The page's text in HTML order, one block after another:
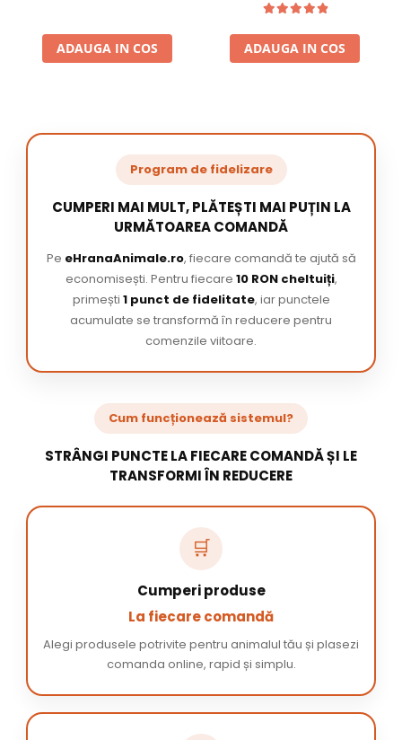
ADAUGA IN COS ADAUGA IN COS
Program de fidelizare
CUMPERI MAI MULT, PLĂTEȘTI MAI PUȚIN LA
URMĂTOAREA COMANDĂ
Pe eHranaAnimale.ro, fiecare comandă te ajută să
economisești. Pentru fiecare 10 RON cheltuiți,
primești 1 punct de fidelitate, iar punctele
acumulate se transformă în reducere pentru
comenzile viitoare.
Cum funcționează sistemul?
STRÂNGI PUNCTE LA FIECARE COMANDĂ ȘI LE
TRANSFORMI ÎN REDUCERE
🛒
Cumperi produse
La fiecare comandă
Alegi produsele potrivite pentru animalul tău și plasezi
comanda online, rapid și simplu.